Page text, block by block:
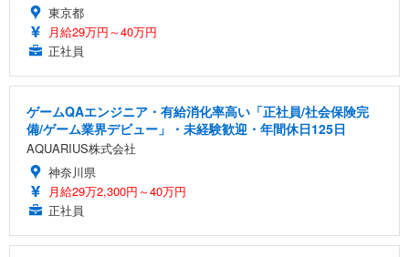
東京都
月給29万円～40万円
正社員
ゲームQAエンジニア・有給消化率高い「正社員/社会保険完
備/ゲーム業界デビュー」・未経験歓迎・年間休日125日
AQUARIUS株式会社
神奈川県
月給29万2,300円～40万円
正社員